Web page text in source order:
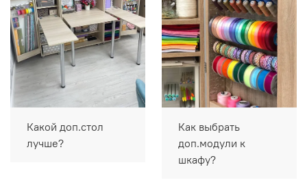
Какой доп.стол
лучше?
Как выбрать
доп.модули к
шкафу?